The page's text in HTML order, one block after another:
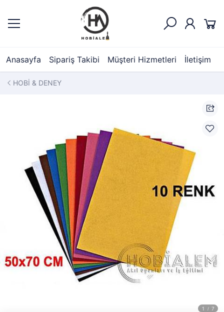
Anasayfa Sipariş Takibi Müşteri Hizmetleri İletişim
HOBİ & DENEY